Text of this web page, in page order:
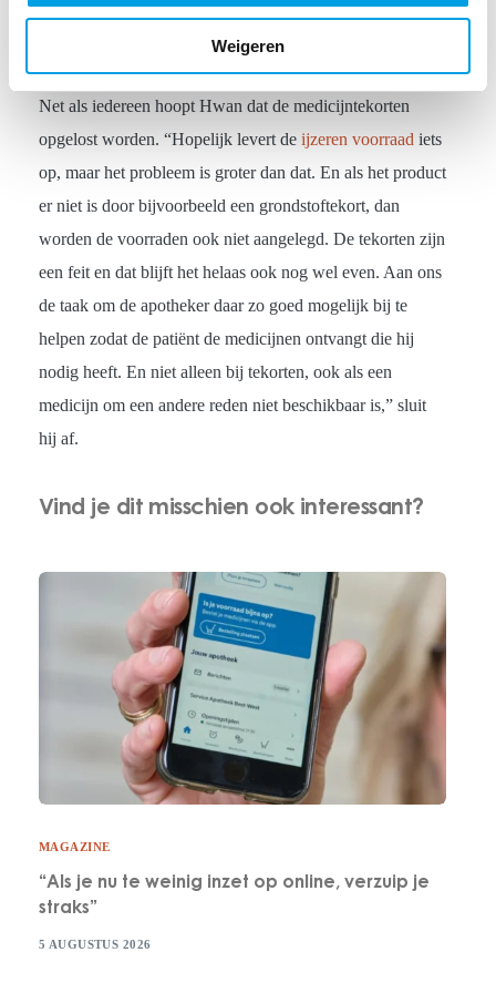
Weigeren
mogen in een land als
Nederland niet bestaan
Net als iedereen hoopt Hwan dat de medicijntekorten
opgelost worden. “Hopelijk levert de ijzeren voorraad iets
op, maar het probleem is groter dan dat. En als het product
er niet is door bijvoorbeeld een grondstoftekort, dan
worden de voorraden ook niet aangelegd. De tekorten zijn
een feit en dat blijft het helaas ook nog wel even. Aan ons
de taak om de apotheker daar zo goed mogelijk bij te
helpen zodat de patiënt de medicijnen ontvangt die hij
nodig heeft. En niet alleen bij tekorten, ook als een
medicijn om een andere reden niet beschikbaar is,” sluit
hij af.
Vind je dit misschien ook interessant?
MAGAZINE
“Als je nu te weinig inzet op online, verzuip je
straks”
5 AUGUSTUS 2026